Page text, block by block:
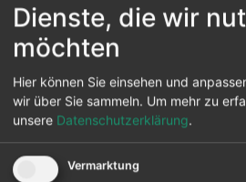
sind
Reiseziele von
Vom Flughafen Loreto können 1
diversen Ländern werden auch
ist der Los Angeles in Los Angeles.
Dienste, die wir
möchten
Hier können Sie einsehen und
wir über Sie sammeln. Um mehr zu
unsere Datenschutzerklärung.
Vermarktung